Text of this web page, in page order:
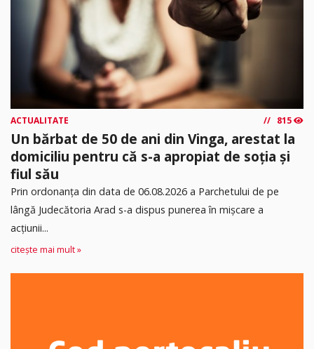
ACTUALITATE 815
Un bărbat de 50 de ani din Vinga, arestat la
domiciliu pentru că s-a apropiat de soția și
fiul său
Prin ordonanța din data de 06.08.2026 a Parchetului de pe
lângă Judecătoria Arad s-a dispus punerea în mişcare a
acţiunii...
citește mai mult »